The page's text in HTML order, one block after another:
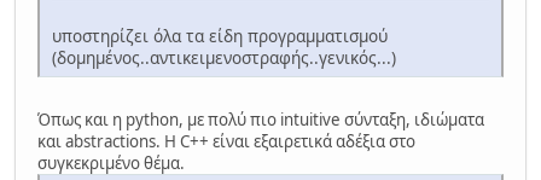
υποστηρίζει όλα τα είδη προγραμματισμού
(δομημένος..αντικειμενοστραφής..γενικός...)
Όπως και η python, με πολύ πιο intuitive σύνταξη, ιδιώματα
και abstractions. Η C++ είναι εξαιρετικά αδέξια στο
συγκεκριμένο θέμα.